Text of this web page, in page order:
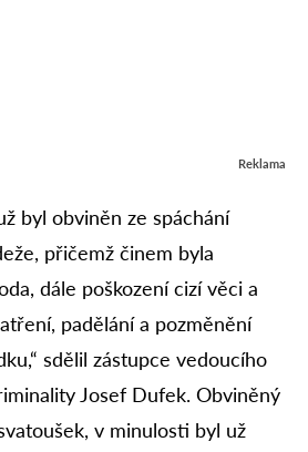
Reklama
byl obviněn ze spáchání
přičemž činem byla
dále poškození cizí věci a
padělání a pozměnění
sdělil zástupce vedoucího
Josef Dufek. Obviněný
v minulosti byl už